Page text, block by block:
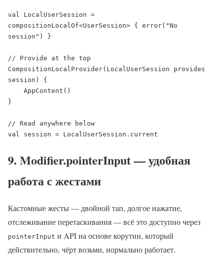
val LocalUserSession =
compositionLocalOf<UserSession> { error("No
session") }
// Provide at the top
CompositionLocalProvider(LocalUserSession provides
session) {
}
// Read anywhere below
val session = LocalUserSession.current
9. Modifier.pointerInput — удобная
работа с жестами
Кастомные жесты — двойной тап, долгое нажатие,
отслеживание перетаскивания — всё это доступно через
pointerInput и API на основе корутин, который
действительно, чёрт возьми, нормально работает.